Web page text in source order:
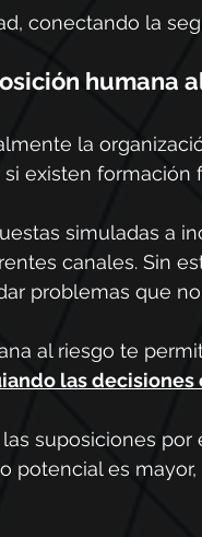
conectando la
humana
la
existen formación
simuladas a
canales. Sin
problemas que
al riesgo te
las decisiones
suposiciones por
potencial es